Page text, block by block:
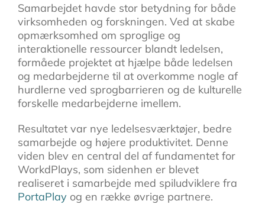
Samarbejdet havde stor betydning for både
virksomheden og forskningen. Ved at skabe
opmærksomhed om sproglige og
interaktionelle ressourcer blandt ledelsen,
formåede projektet at hjælpe både ledelsen
og medarbejderne til at overkomme nogle af
hurdlerne ved sprogbarrieren og de kulturelle
forskelle medarbejderne imellem.
Resultatet var nye ledelsesværktøjer, bedre
samarbejde og højere produktivitet. Denne
viden blev en central del af fundamentet for
WorkdPlays, som sidenhen er blevet
realiseret i samarbejde med spiludviklere fra
PortaPlay og en række øvrige partnere.